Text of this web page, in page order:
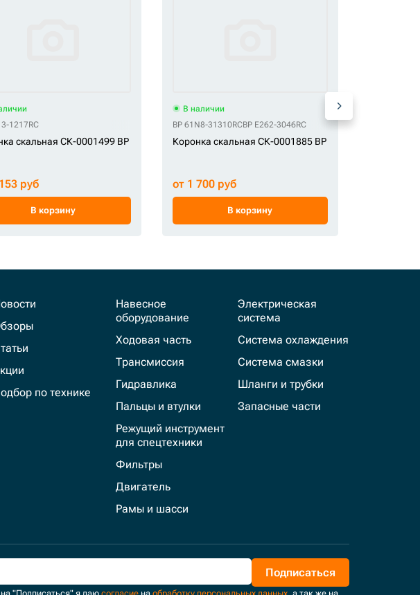
HL-300TSTITAN LK300RC
1217RC
скальная СК-0001499 BP
руб
В корзину
В наличии
BP 61N8-31310RCBP E262-3046RC
Коронка скальная СК-0001885 BP
от 1 700 руб
В корзину
по технике
Навесное
оборудование
Ходовая часть
Трансмиссия
Гидравлика
Пальцы и втулки
Режущий инструмент
для спецтехники
Фильтры
Двигатель
Рамы и шасси
Электрическая
система
Система охлаждения
Система смазки
Шланги и трубки
Запасные части
Подписаться